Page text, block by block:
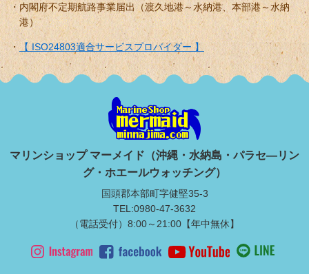
内閣府不定期航路事業届出（渡久地港～水納港、本部港～水納
港）
【 ISO24803適合サービスプロバイダー 】
マリンショップ マーメイド（沖縄・水納島・パラセ―リン
グ・ホエールウォッチング）
国頭郡本部町字健堅35-3
TEL:0980-47-3632
（電話受付）8:00～21:00【年中無休】